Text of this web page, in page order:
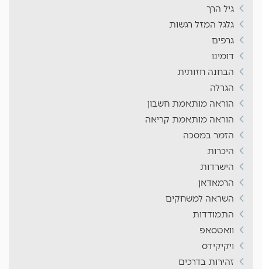
גיל הרך
גלגל המזל רגשות
גרפים
דומינו
הבחנה חזותית
הגרלה
הוראה מותאמת חשבון
הוראה מותאמת קריאה
הזמר במסכה
היכרות
הישרדות
הרמאדאן
השראה למשחקים
התמודדות
וואטסאפ
ויקיקידס
זהירות בדרכים